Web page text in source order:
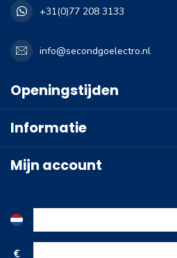
+31(0)77 208 3133
info@secondgoelectro.nl
Openingstijden
Informatie
Mijn account
€